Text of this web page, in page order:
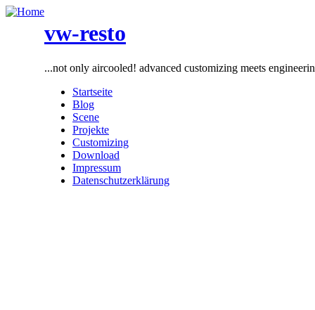
vw-resto
...not only aircooled! advanced customizing meets
Startseite
Blog
Scene
Projekte
Customizing
Download
Impressum
Datenschutzerklärung